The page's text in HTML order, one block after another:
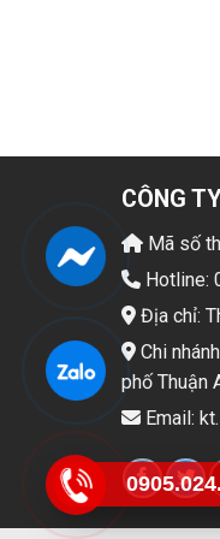
CÔNG
Mã số
Hotline:
Địa chỉ:
Chi
phố Thuận
Email: